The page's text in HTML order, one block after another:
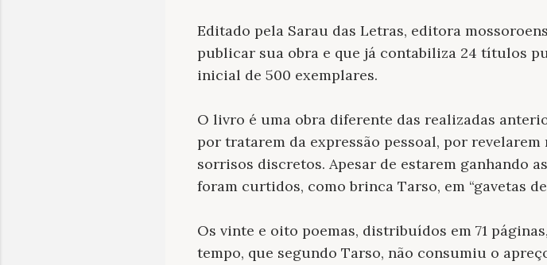
Editado pela Sarau das Letras, editora
publicar sua obra e que já contabiliza 24 títulos
inicial de 500 exemplares.
O livro é uma obra diferente das realizadas
por tratarem da expressão pessoal, por
sorrisos discretos. Apesar de estarem ganhando
foram curtidos, como brinca Tarso, em “gavetas
Os vinte e oito poemas, distribuídos em 71
tempo, que segundo Tarso, não consumiu o